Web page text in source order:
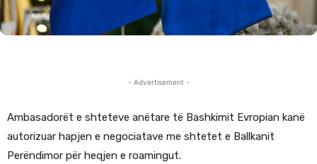
- Advertisement -
Ambasadorët e shteteve anëtare të Bashkimit Evropian kanë
autorizuar hapjen e negociatave me shtetet e Ballkanit
Perëndimor për heqjen e roamingut.